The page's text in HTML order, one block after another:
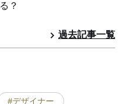
？
過去記事一覧
#デザイナー